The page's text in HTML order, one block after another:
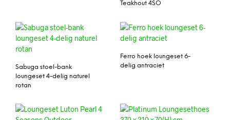
Teakhout 4SO
Sabuga stoel-bank
loungeset 4-delig naturel
rotan
Ferro hoek loungeset 6-
delig antraciet